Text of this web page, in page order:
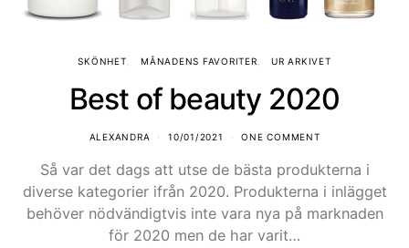
SKÖNHET MÅNADENS FAVORITER UR ARKIVET
Best of beauty 2020
ALEXANDRA 10/01/2021 ONE COMMENT
Så var det dags att utse de bästa produkterna i
diverse kategorier ifrån 2020. Produkterna i inlägget
behöver nödvändigtvis inte vara nya på marknaden
för 2020 men de har varit…